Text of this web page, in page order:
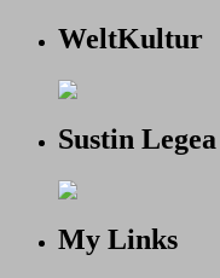
WeltKultur
Sustin
My Links